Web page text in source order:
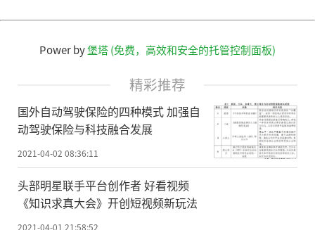
Power by堡塔 (免费，高效和安全的托管控制面板)
精彩推荐
国外自动驾驶保险的四种模式 加强自
动驾驶保险与科技融合发展
2021-04-02 08:36:11
头部明星联手平台创作者 好看视频
《知识求真大会》开创短视频新玩法
2021-04-01 21:58:52